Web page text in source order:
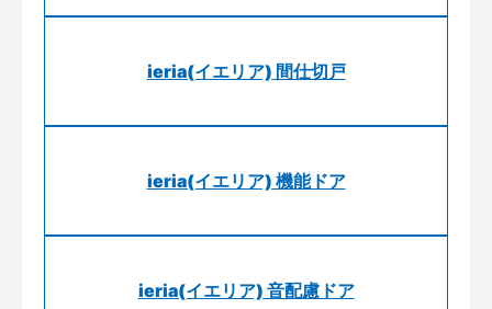
ieria(イエリア) 間仕切戸
ieria(イエリア) 機能ドア
ieria(イエリア) 音配慮ドア